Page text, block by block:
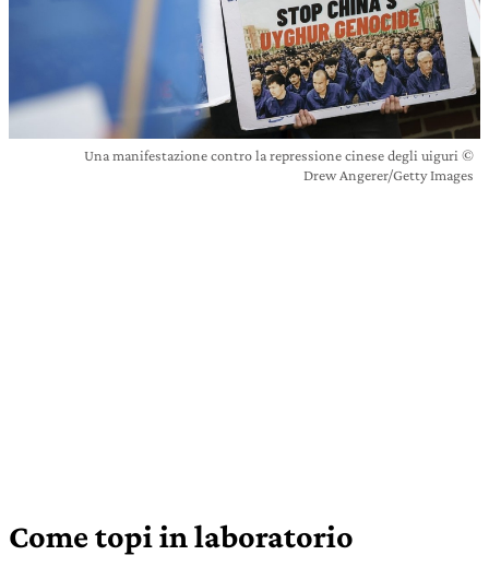
Una manifestazione contro la repressione cinese degli uiguri ©
Drew Angerer/Getty Images
Come topi in laboratorio